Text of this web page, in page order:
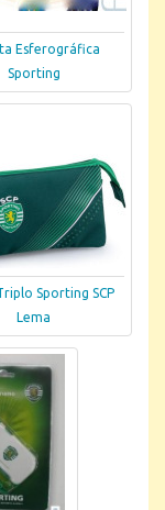
Esferográfica
Sporting
Sporting SCP
Lema